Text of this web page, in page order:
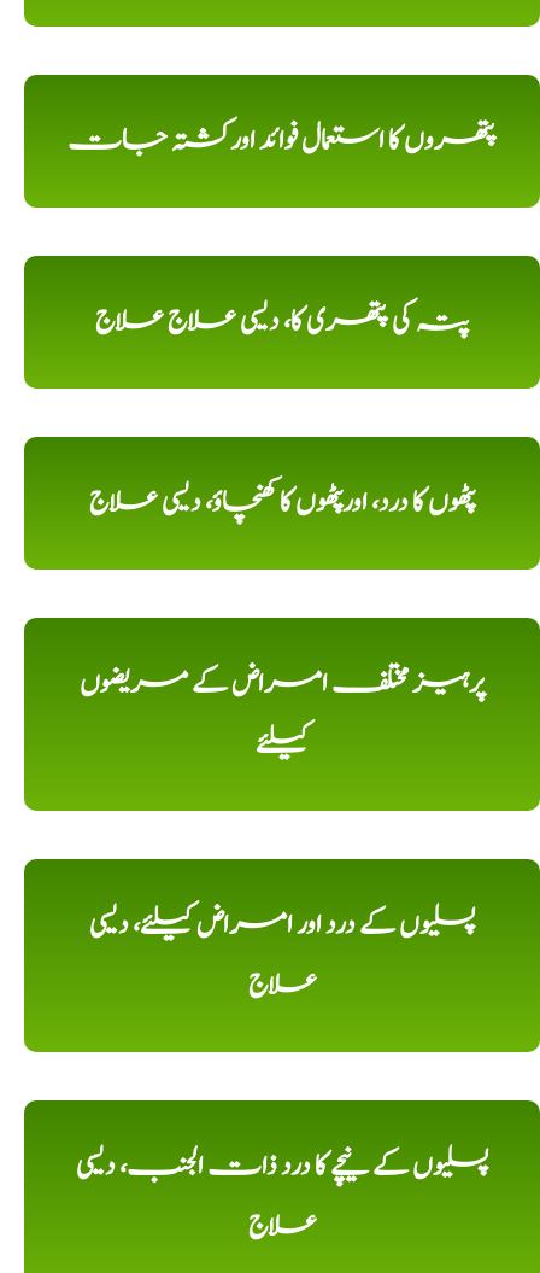
پتھروں کا استعمال فوائد اورکشتہ جات
پتہ کی پتھری کا، دیسی علاج علاج
پٹھوں کا درد، اورپٹھوں کا کھنچاؤ، دیسی علاج
پرہیز مختلف امراض کے مریضوں
کیلئے
پسلیوں کے درد اور امراض کیلئے، دیسی
علاج
پسلیوں کے نیچے کا درد ذات الجنب، دیسی
علاج